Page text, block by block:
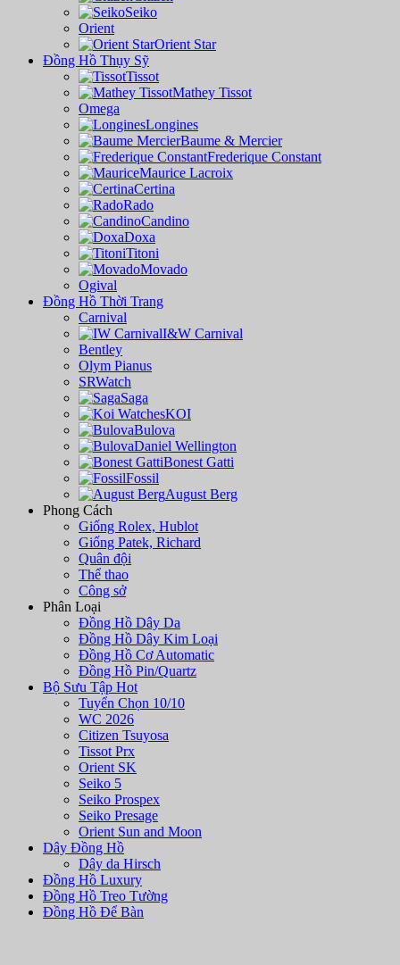
Seiko
Orient
Orient Star
Đồng Hồ Thụy Sỹ
Tissot
Mathey Tissot
Omega
Longines
Baume & Mercier
Frederique Constant
Maurice Lacroix
Certina
Rado
Candino
Doxa
Titoni
Movado
Ogival
Đồng Hồ Thời Trang
Carnival
I&W Carnival
Bentley
Olym Pianus
SRWatch
Saga
KOI
Bulova
Daniel Wellington
Bonest Gatti
Fossil
August Berg
Phong Cách
Giống Rolex, Hublot
Giống Patek, Richard
Quân đội
Thể thao
Công sở
Phân Loại
Đồng Hồ Dây Da
Đồng Hồ Dây Kim Loại
Đồng Hồ Cơ Automatic
Đồng Hồ Pin/Quartz
Bộ Sưu Tập Hot
Tuyển Chọn 10/10
WC 2026
Citizen Tsuyosa
Tissot Prx
Orient SK
Seiko 5
Seiko Prospex
Seiko Presage
Orient Sun and Moon
Dây Đồng Hồ
Dây da Hirsch
Đồng Hồ Luxury
Đồng Hồ Treo Tường
Đồng Hồ Để Bàn